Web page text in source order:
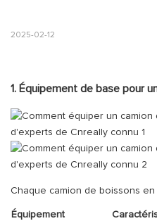
2025-02-12
1. Équipement de base pour
Chaque camion de boissons en
Équipement